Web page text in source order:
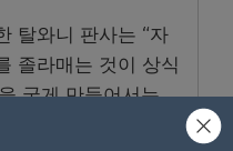
탈와니 판사는 “자
졸라매는 것이 상식
굶게 만들어서는